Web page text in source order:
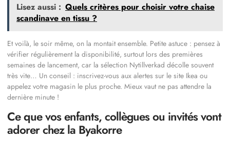
Lisez aussi : Quels critères pour choisir votre chaise
scandinave en tissu ?
Et voilà, le soir même, on la montait ensemble. Petite astuce : pensez à
vérifier régulièrement la disponibilité, surtout lors des premières
semaines de lancement, car la sélection Nytillverkad décolle souvent
très vite… Un conseil : inscrivez-vous aux alertes sur le site Ikea ou
appelez votre magasin le plus proche. Mieux vaut ne pas attendre la
dernière minute !
Ce que vos enfants, collègues ou invités vont
adorer chez la Byakorre